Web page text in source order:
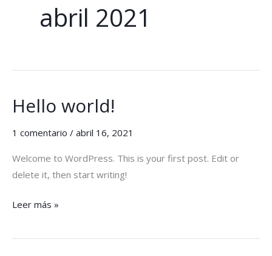
abril 2021
Hello world!
1 comentario / abril 16, 2021
Welcome to WordPress. This is your first post. Edit or
delete it, then start writing!
Hello
Leer más »